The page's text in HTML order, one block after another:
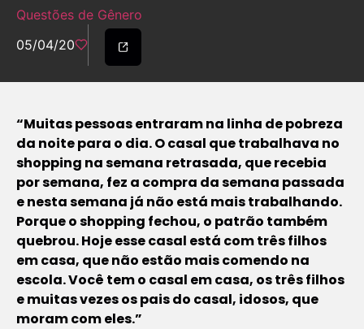
Questões de Gênero
05/04/20
“Muitas pessoas entraram na linha de pobreza
da noite para o dia. O casal que trabalhava no
shopping na semana retrasada, que recebia
por semana, fez a compra da semana passada
e nesta semana já não está mais trabalhando.
Porque o shopping fechou, o patrão também
quebrou. Hoje esse casal está com três filhos
em casa, que não estão mais comendo na
escola. Você tem o casal em casa, os três filhos
e muitas vezes os pais do casal, idosos, que
moram com eles.”